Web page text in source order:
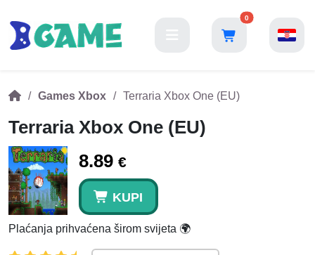
0
Games Xbox Terraria Xbox One (EU)
Terraria Xbox One (EU)
8.89 €
KUPI
Plaćanja prihvaćena širom svijeta 🌍